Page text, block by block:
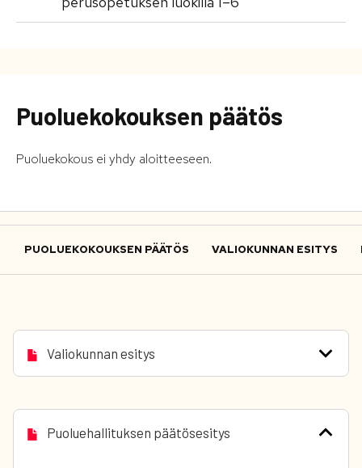
Puoluekokouksen päätös
Puoluekokous ei yhdy aloitteeseen.
PUOLUEKOKOUKSEN PÄÄTÖS VALIOKUNNAN ESITYS
Valiokunnan esitys
Puoluehallituksen päätösesitys